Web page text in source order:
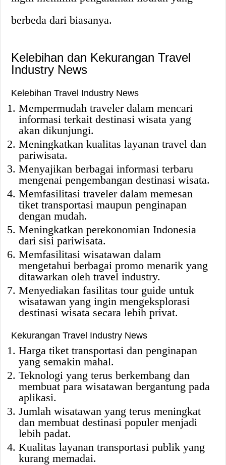
berbeda dari biasanya.
Kelebihan dan Kekurangan Travel
Industry News
Kelebihan Travel Industry News
Mempermudah traveler dalam mencari
informasi terkait destinasi wisata yang
akan dikunjungi.
Meningkatkan kualitas layanan travel dan
pariwisata.
Menyajikan berbagai informasi terbaru
mengenai pengembangan destinasi wisata.
Memfasilitasi traveler dalam memesan
tiket transportasi maupun penginapan
dengan mudah.
Meningkatkan perekonomian Indonesia
dari sisi pariwisata.
Memfasilitasi wisatawan dalam
mengetahui berbagai promo menarik yang
ditawarkan oleh travel industry.
Menyediakan fasilitas tour guide untuk
wisatawan yang ingin mengeksplorasi
destinasi wisata secara lebih privat.
Kekurangan Travel Industry News
Harga tiket transportasi dan penginapan
yang semakin mahal.
Teknologi yang terus berkembang dan
membuat para wisatawan bergantung pada
aplikasi.
Jumlah wisatawan yang terus meningkat
dan membuat destinasi populer menjadi
lebih padat.
Kualitas layanan transportasi publik yang
kurang memadai.